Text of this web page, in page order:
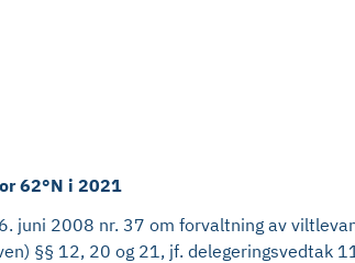
62°N i 2021
2008 nr. 37 om forvaltning av
§§ 12, 20 og 21, jf. delegeringsvedtak